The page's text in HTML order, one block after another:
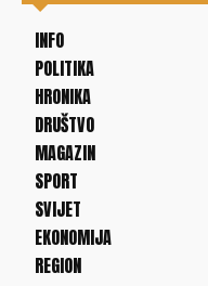
INFO
POLITIKA
HRONIKA
DRUŠTVO
MAGAZIN
SPORT
SVIJET
EKONOMIJA
REGION